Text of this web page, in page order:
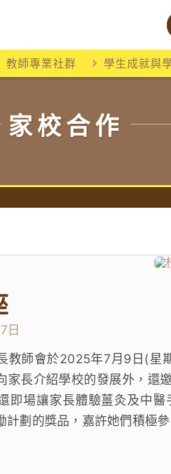
教師專業社群 學生成就與
家校合作
日
教師會於2025年7月9日(星
家長介紹學校的發展外，還
即場讓家長體驗薑灸及中
計劃的獎品，嘉許她們積極